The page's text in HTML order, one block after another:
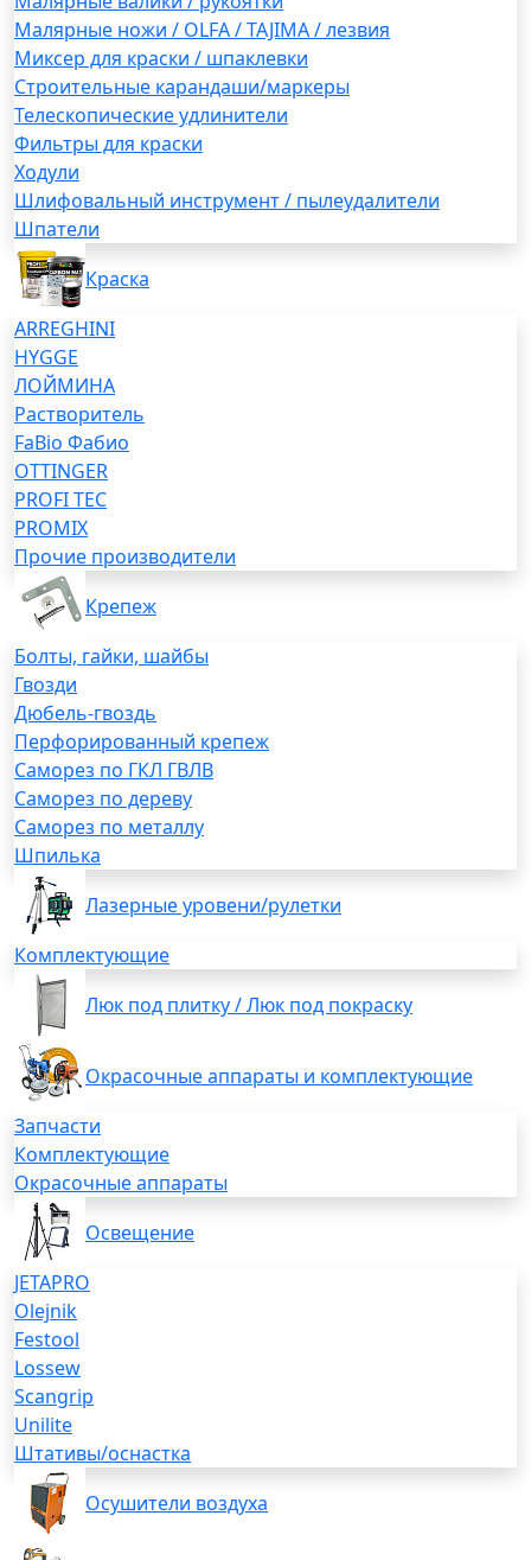
Малярные ножи / OLFA / TAJIMA / лезвия
Миксер для краски / шпаклевки
Строительные карандаши/маркеры
Телескопические удлинители
Фильтры для краски
Ходули
Шлифовальный инструмент / пылеудалители
Шпатели
Краска
ARREGHINI
HYGGE
ЛОЙМИНА
Растворитель
FaBio Фабио
OTTINGER
PROFI TEC
PROMIX
Прочие производители
Крепеж
Болты, гайки, шайбы
Гвозди
Дюбель-гвоздь
Перфорированный крепеж
Саморез по ГКЛ ГВЛВ
Саморез по дереву
Саморез по металлу
Шпилька
Лазерные уровени/рулетки
Комплектующие
Люк под плитку / Люк под покраску
Окрасочные аппараты и комплектующие
Запчасти
Комплектующие
Окрасочные аппараты
Освещение
JETAPRO
Olejnik
Festool
Lossew
Scangrip
Unilite
Штативы/оснастка
Осушители воздуха